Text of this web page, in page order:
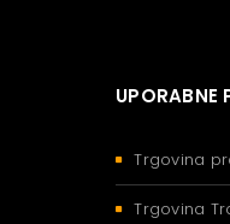
UPORABNE
Trgovina
Trgovina